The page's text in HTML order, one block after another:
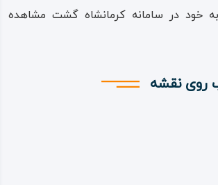
خود در سامانه کرمانشاه گشت مشاهده
روی نقشه